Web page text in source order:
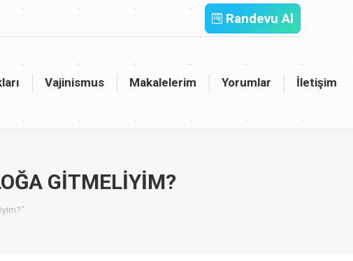
Randevu Al
Vajinismus Makalelerim Yorumlar İletişim
GITMELIYIM?
Yorumlar İletişim